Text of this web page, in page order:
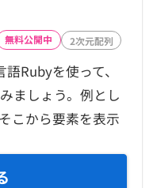
無料公開中 2次元配列
Rubyを使って、
ましょう。例とし
こから要素を表示